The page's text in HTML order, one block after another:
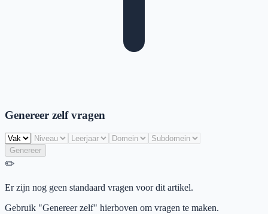
Genereer zelf vragen
Genereer
✏️
Er zijn nog geen standaard vragen voor dit artikel.
Gebruik "Genereer zelf" hierboven om vragen te maken.